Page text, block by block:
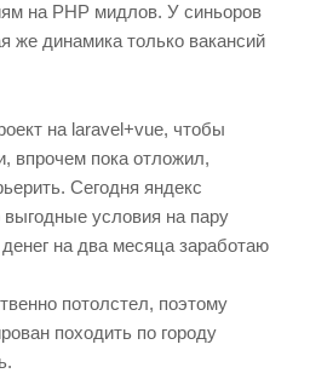
на PHP мидлов. У синьоров
же динамика только вакансий
на laravel+vue, чтобы
впрочем пока отложил,
Сегодня яндекс
условия на пару
на два месяца заработаю
потолстел, поэтому
походить по городу